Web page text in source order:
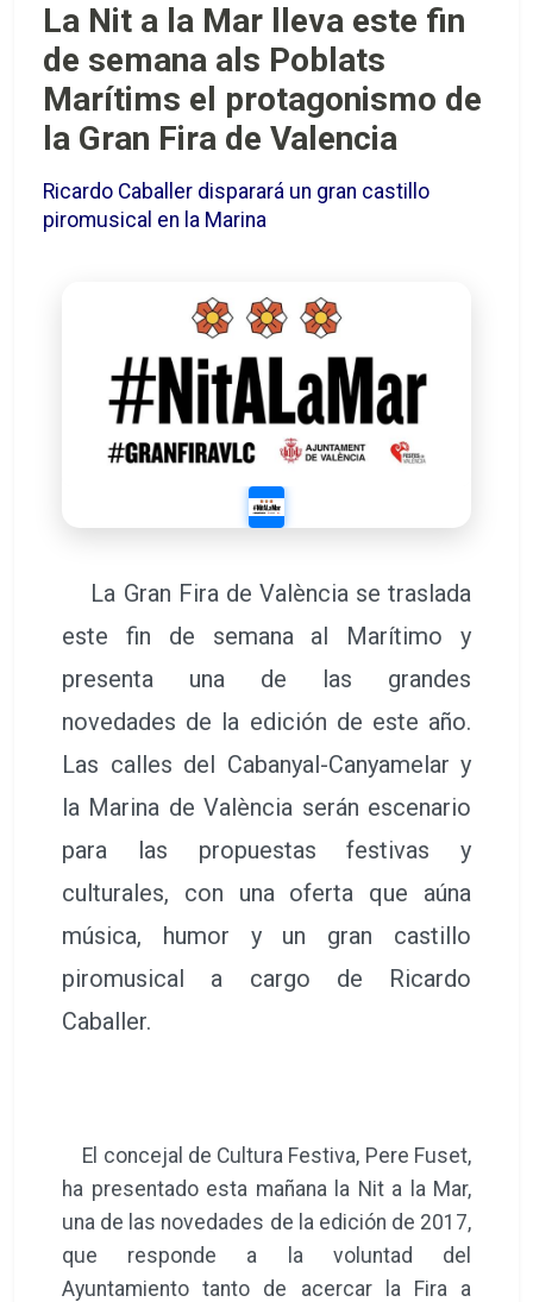
La Nit a la Mar lleva este fin
de semana als Poblats
Marítims el protagonismo de
la Gran Fira de Valencia
Ricardo Caballer disparará un gran castillo
piromusical en la Marina
La Gran Fira de València se traslada
este fin de semana al Marítimo y
presenta una de las grandes
novedades de la edición de este año.
Las calles del Cabanyal-Canyamelar y
la Marina de València serán escenario
para las propuestas festivas y
culturales, con una oferta que aúna
música, humor y un gran castillo
piromusical a cargo de Ricardo
Caballer.
El concejal de Cultura Festiva, Pere Fuset,
ha presentado esta mañana la Nit a la Mar,
una de las novedades de la edición de 2017,
que responde a la voluntad del
Ayuntamiento tanto de acercar la Fira a